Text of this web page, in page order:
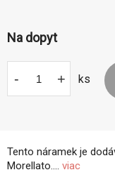
Tento náramek je
Morellato.... viac
Na dopyt
- + ks